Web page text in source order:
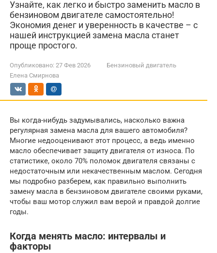
Узнайте, как легко и быстро заменить масло в
бензиновом двигателе самостоятельно!
Экономия денег и уверенность в качестве – с
нашей инструкцией замена масла станет
проще простого.
Опубликовано: 27 Фев 2026
Бензиновый двигатель
Елена Смирнова
Вы когда-нибудь задумывались, насколько важна
регулярная замена масла для вашего автомобиля?
Многие недооценивают этот процесс, а ведь именно
масло обеспечивает защиту двигателя от износа. По
статистике, около 70% поломок двигателя связаны с
недостаточным или некачественным маслом. Сегодня
мы подробно разберем, как правильно выполнить
замену масла в бензиновом двигателе своими руками,
чтобы ваш мотор служил вам верой и правдой долгие
годы.
Когда менять масло: интервалы и
факторы